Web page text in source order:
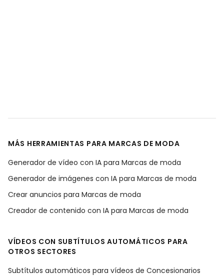
MÁS HERRAMIENTAS PARA MARCAS DE MODA
Generador de vídeo con IA para Marcas de moda
Generador de imágenes con IA para Marcas de moda
Crear anuncios para Marcas de moda
Creador de contenido con IA para Marcas de moda
VÍDEOS CON SUBTÍTULOS AUTOMÁTICOS PARA
OTROS SECTORES
Subtítulos automáticos para vídeos de Concesionarios